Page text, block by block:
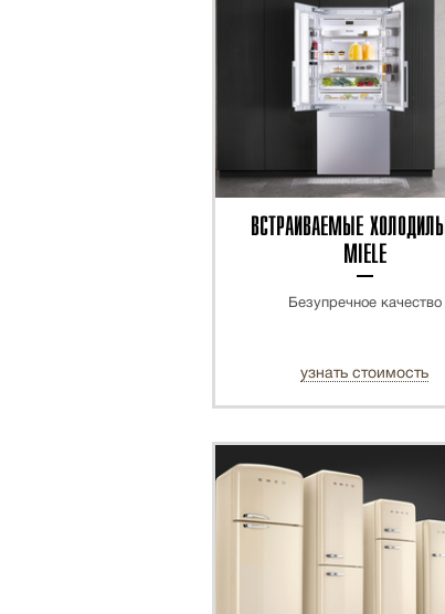
ВСТРАИВАЕМЫЕ
MIELE
Безупречное качество
узнать стоимость